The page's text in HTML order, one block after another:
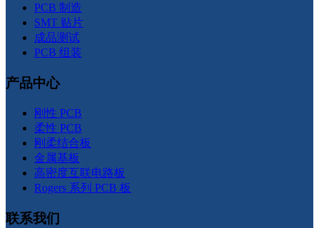
PCB 制造
SMT 贴片
成品测试
PCB 组装
产品中心
刚性 PCB
柔性 PCB
刚柔结合板
金属基板
高密度互联电路板
Rogers 系列 PCB 板
联系我们